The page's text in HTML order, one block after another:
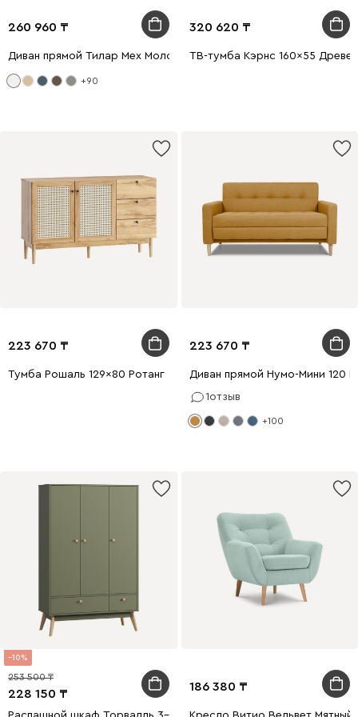
260 960
Диван прямой Тилар Мех Молочный
+90
320 620
ТВ-тумба Кэрнс 160x55
223 670
Тумба Рошаль 129x80 Ротанг
223 670
Диван прямой Нумо-Мини 120
1отзыв
+100
10
228 150
253 500
186 380